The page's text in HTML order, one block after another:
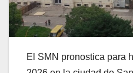
El SMN pronostica para